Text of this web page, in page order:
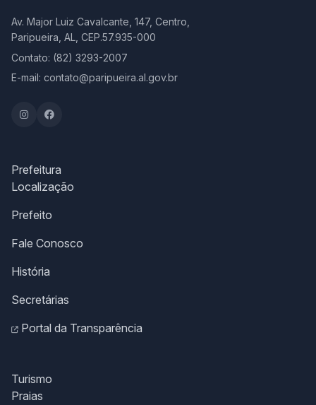
Av. Major Luiz Cavalcante, 147, Centro,
Paripueira, AL, CEP.57.935-000
Contato: (82) 3293-2007
E-mail: contato@paripueira.al.gov.br
Prefeitura
Localização
Prefeito
Fale Conosco
História
Secretárias
Portal da Transparência
Turismo
Praias